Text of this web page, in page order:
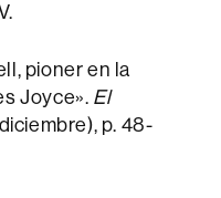
pioner en la
Joyce». El
p. 48-